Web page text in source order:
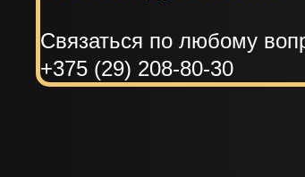
Связаться по любому
+375 (29) 208-80-30